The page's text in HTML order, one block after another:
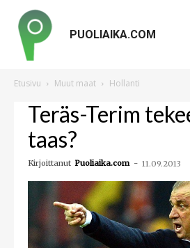
PUOLIAIKA.COM
Etusivu Muut maat Hollanti
Teräs-Terim
taas?
Kirjoittanut Puoliaika.com - 11.09.2013